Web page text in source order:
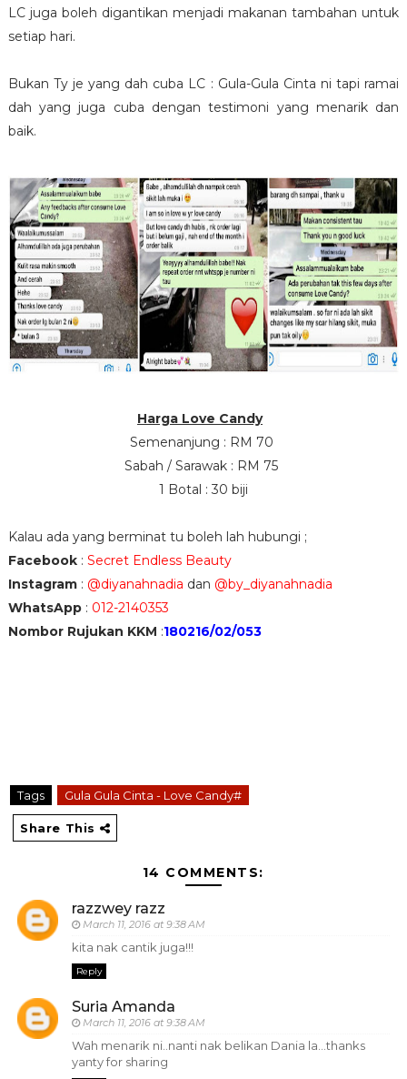
LC juga boleh digantikan menjadi makanan tambahan untuk
setiap hari.
Bukan Ty je yang dah cuba LC : Gula-Gula Cinta ni tapi ramai
dah yang juga cuba dengan testimoni yang menarik dan
baik.
Harga Love Candy
Semenanjung : RM 70
Sabah / Sarawak : RM 75
1 Botal : 30 biji
Kalau ada yang berminat tu boleh lah hubungi ;
Facebook : Secret Endless Beauty
Instagram : @diyanahnadia dan @by_diyanahnadia
WhatsApp : 012-2140353
Nombor Rujukan KKM :180216/02/053
Tags Gula Gula Cinta - Love Candy#
Share This
14 COMMENTS:
razzwey razz
March 11, 2016 at 9:38 AM
kita nak cantik juga!!!
Reply
Suria Amanda
March 11, 2016 at 9:38 AM
Wah menarik ni..nanti nak belikan Dania la...thanks
yanty for sharing